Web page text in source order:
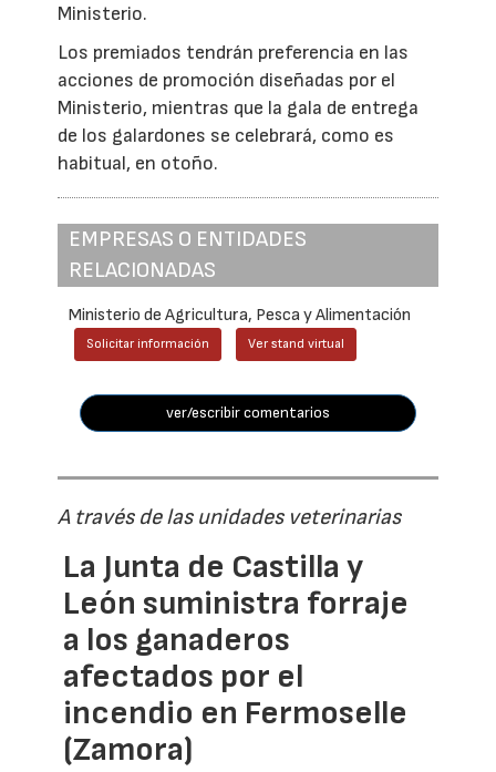
Ministerio.
Los premiados tendrán preferencia en las
acciones de promoción diseñadas por el
Ministerio, mientras que la gala de entrega
de los galardones se celebrará, como es
habitual, en otoño.
EMPRESAS O ENTIDADES
RELACIONADAS
Ministerio de Agricultura, Pesca y Alimentación
Solicitar información Ver stand virtual
ver/escribir comentarios
A través de las unidades veterinarias
La Junta de Castilla y
León suministra forraje
a los ganaderos
afectados por el
incendio en Fermoselle
(Zamora)